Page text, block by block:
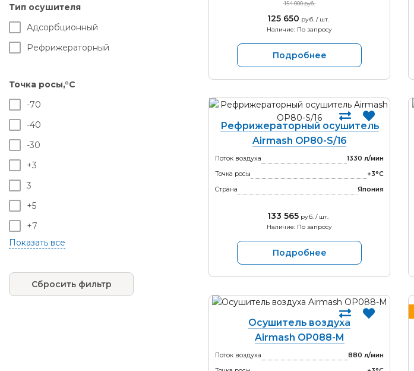
Тип осушителя
Адсорбционный
Рефрижераторный
Точка росы,°С
-70
-40
-30
+3
3
+5
+7
+10
Сбросить фильтр
154 000 руб.
125 650 руб. / шт.
Наличие: По запросу
Подробнее
Рефрижераторный осушитель
Airmash OP80-S/16
Поток воздуха
1330 л/мин
Точка росы
+3°С
Страна
Япония
133 565 руб. / шт.
Наличие: По запросу
Подробнее
Осушитель воздуха
Airmash OP088-M
Поток воздуха
880 л/мин